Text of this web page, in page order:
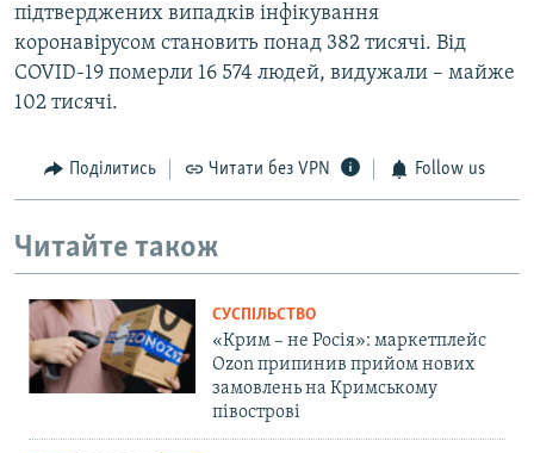
підтверджених випадків інфікування
коронавірусом становить понад 382 тисячі. Від
COVID-19 померли 16 574 людей, видужали – майже
102 тисячі.
Поділитись Читати без VPN Follow us
Читайте також
СУСПІЛЬСТВО
«Крим – не Росія»: маркетплейс
Ozon припинив прийом нових
замовлень на Кримському
півострові